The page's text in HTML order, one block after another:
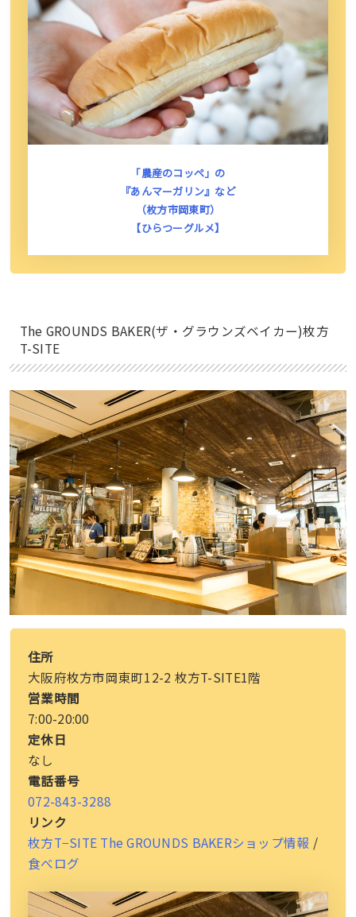
「農産のコッペ」の
『あんマーガリン』など
（枚方市岡東町）
【ひらつーグルメ】
The GROUNDS BAKER(ザ・グラウンズベイカー)枚方
T-SITE
住所
大阪府枚方市岡東町12-2 枚方T-SITE1階
営業時間
7:00-20:00
定休日
なし
電話番号
072-843-3288
リンク
枚方T−SITE The GROUNDS BAKERショップ情報 /
食べログ